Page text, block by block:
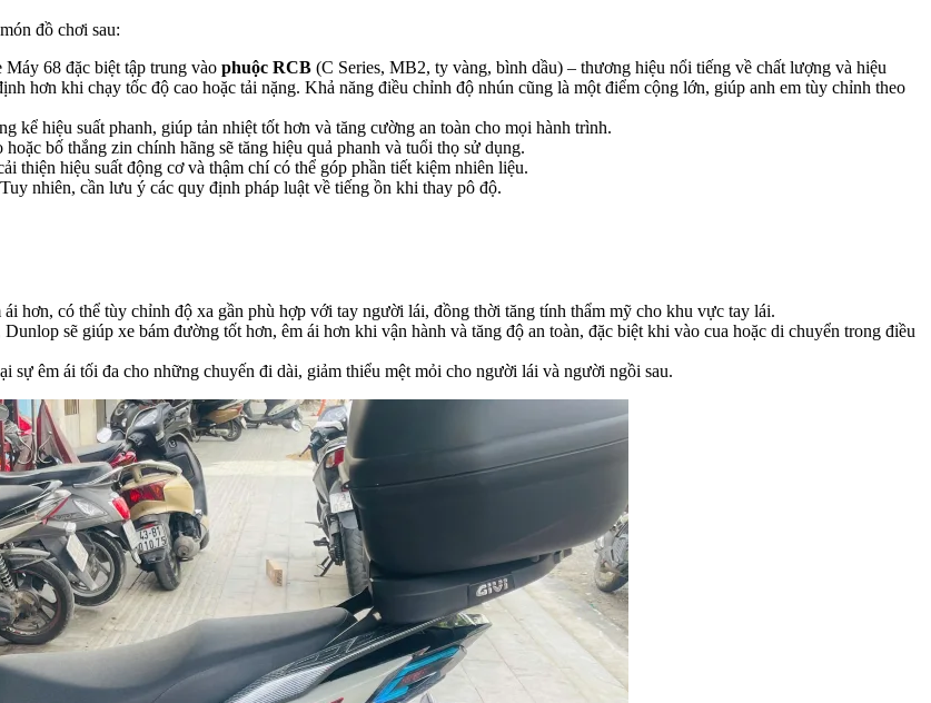
đồ chơi sau:
68 đặc biệt tập trung vào phuộc RCB (C Series, MB2, ty vàng, bình dầu) – thương hiệu nổi tiếng về chất lượng và hiệu
hơn khi chạy tốc độ cao hoặc tải nặng. Khả năng điều chỉnh độ nhún cũng là một điểm cộng lớn, giúp anh em tùy chỉnh theo
kể hiệu suất phanh, giúp tản nhiệt tốt hơn và tăng cường an toàn cho mọi hành trình.
bố thắng zin chính hãng sẽ tăng hiệu quả phanh và tuổi thọ sử dụng.
thiện hiệu suất động cơ và thậm chí có thể góp phần tiết kiệm nhiên liệu.
nhiên, cần lưu ý các quy định pháp luật về tiếng ồn khi thay pô độ.
hơn, có thể tùy chỉnh độ xa gần phù hợp với tay người lái, đồng thời tăng tính thẩm mỹ cho khu vực tay lái.
sẽ giúp xe bám đường tốt hơn, êm ái hơn khi vận hành và tăng độ an toàn, đặc biệt khi vào cua hoặc di chuyển trong điều
sự êm ái tối đa cho những chuyến đi dài, giảm thiểu mệt mỏi cho người lái và người ngồi sau.